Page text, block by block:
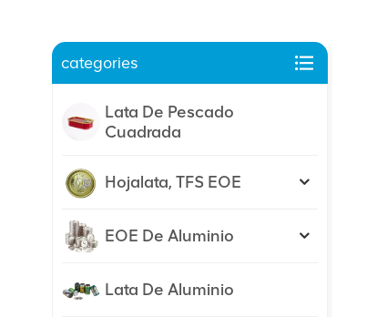
categories
Lata De Pescado
Cuadrada
Hojalata, TFS EOE
EOE De Aluminio
Lata De Aluminio